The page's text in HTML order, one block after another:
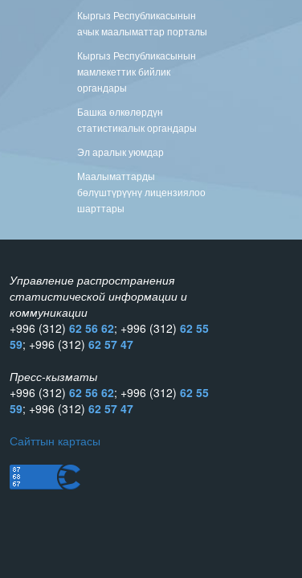
Кыргыз Республикасынын
ачык маалыматтар порталы
Кыргыз Республикасынын
мамлекеттик бийлик
органдары
Башка өлкөлөрдүн
статистикалык органдары
Эл аралык уюмдар
Маалыматтарды
бөлүштүрүүнү лицензиялоо
шарттары
Управление распространения
статистической информации и
коммуникации
+996 (312) 62 56 62; +996 (312) 62 55
59; +996 (312) 62 57 47
Пресс-кызматы
+996 (312) 62 56 62; +996 (312) 62 55
59; +996 (312) 62 57 47
Сайттын картасы